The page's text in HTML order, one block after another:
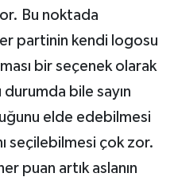
Bu noktada
partinin kendi logosu
bir seçenek olarak
bile sayın
elde edebilmesi
seçilebilmesi çok zor.
puan artık aslanın